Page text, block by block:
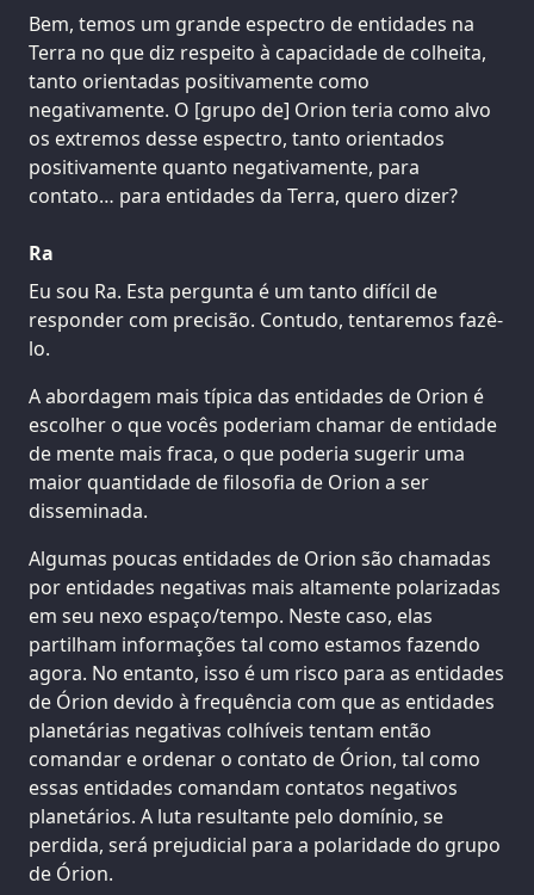
Bem, temos um grande espectro de entidades na
Terra no que diz respeito à capacidade de colheita,
tanto orientadas positivamente como
negativamente. O [grupo de] Orion teria como alvo
os extremos desse espectro, tanto orientados
positivamente quanto negativamente, para
contato… para entidades da Terra, quero dizer?
Ra
Eu sou Ra. Esta pergunta é um tanto difícil de
responder com precisão. Contudo, tentaremos fazê-
lo.
A abordagem mais típica das entidades de Orion é
escolher o que vocês poderiam chamar de entidade
de mente mais fraca, o que poderia sugerir uma
maior quantidade de filosofia de Orion a ser
disseminada.
Algumas poucas entidades de Orion são chamadas
por entidades negativas mais altamente polarizadas
em seu nexo espaço/tempo. Neste caso, elas
partilham informações tal como estamos fazendo
agora. No entanto, isso é um risco para as entidades
de Órion devido à frequência com que as entidades
planetárias negativas colhíveis tentam então
comandar e ordenar o contato de Órion, tal como
essas entidades comandam contatos negativos
planetários. A luta resultante pelo domínio, se
perdida, será prejudicial para a polaridade do grupo
de Órion.